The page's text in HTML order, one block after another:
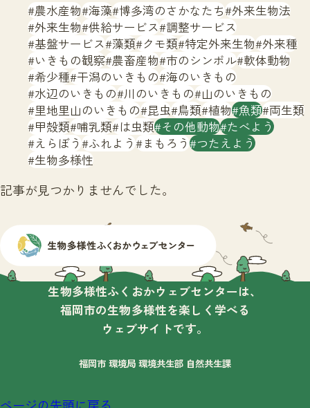
文字サイズ 小 中 大
生物多様性ふくおかウェブセンターとは
サイトマップ
農水産物 海藻 博多湾のさかなたち 外来生物法
外来生物 供給サービス 調整サービス
基盤サービス 藻類 クモ類 特定外来生物 外来種
いきもの観察 農畜産物 市のシンボル 軟体動物
希少種 干潟のいきもの 海のいきもの
水辺のいきもの 川のいきもの 山のいきもの
里地里山のいきもの 昆虫 鳥類 植物 魚類 両生類
甲殻類 哺乳類 は虫類 その他動物 たべよう
えらぼう ふれよう まもろう つたえよう
生物多様性
記事が見つかりませんでした。
生物多様性ふくおかウェブセンターは、
福岡市の生物多様性を楽しく学べる
ウェブサイトです。
福岡市 環境局 環境共生部 自然共生課